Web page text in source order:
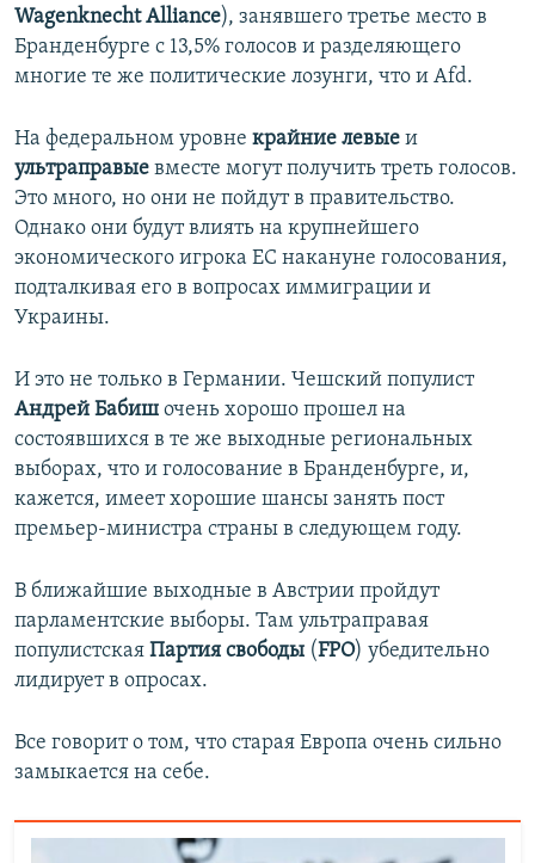
Wagenknecht Alliance), занявшего третье место в
Бранденбурге с 13,5% голосов и разделяющего
многие те же политические лозунги, что и Afd.
На федеральном уровне крайние левые и
ультраправые вместе могут получить треть голосов.
Это много, но они не пойдут в правительство.
Однако они будут влиять на крупнейшего
экономического игрока ЕС накануне голосования,
подталкивая его в вопросах иммиграции и
Украины.
И это не только в Германии. Чешский популист
Андрей Бабиш очень хорошо прошел на
состоявшихся в те же выходные региональных
выборах, что и голосование в Бранденбурге, и,
кажется, имеет хорошие шансы занять пост
премьер-министра страны в следующем году.
В ближайшие выходные в Австрии пройдут
парламентские выборы. Там ультраправая
популистская Партия свободы (FPO) убедительно
лидирует в опросах.
Все говорит о том, что старая Европа очень сильно
замыкается на себе.